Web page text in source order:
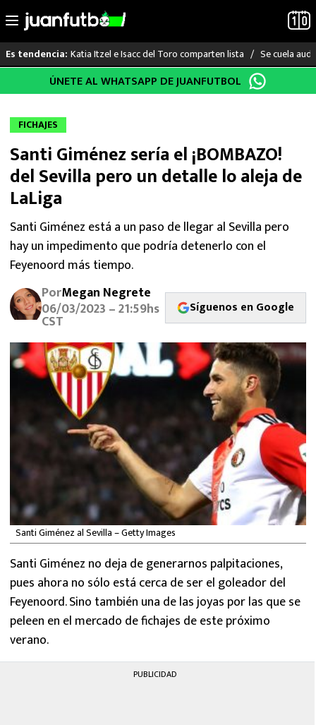
al
Es tendencia: Katia Itzel e Isacc del Toro comparten lista Se cuela
LO ÚLTIMO
LIGA MX
RAYADOS
PUMAS
ATLANTE
SELECCIÓN MEXICANA
FUTBOL INTERNACIONAL
MEXICANOS EN EL EXTRANJERO
FUTBOL ESTUFA
FÓRMULA 1
BOXEO
LIGA MX
NFL
ÚNETE AL WHATSAPP DE JUANFUTBOL
FICHAJES
Santi Giménez sería el ¡BOMBAZO!
del Sevilla pero un detalle lo aleja de
LaLiga
Santi Giménez está a un paso de llegar al Sevilla pero
hay un impedimento que podría detenerlo con el
Feyenoord más tiempo.
PorMegan Negrete
06/03/2023 – 21:59hs
CST
Síguenos en Google
Santi Giménez al Sevilla – Getty Images
Santi Giménez no deja de generarnos palpitaciones,
pues ahora no sólo está cerca de ser el goleador del
Feyenoord. Sino también una de las joyas por las que se
peleen en el mercado de fichajes de este próximo
verano.
PUBLICIDAD